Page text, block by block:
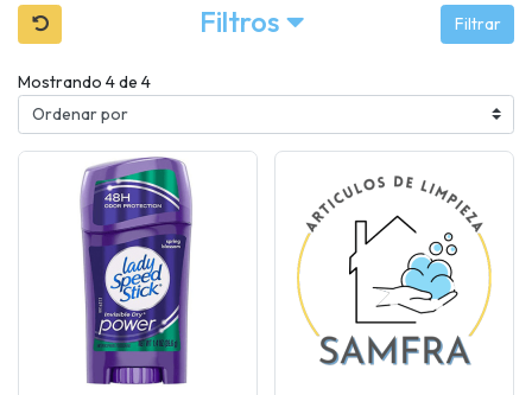
Filtros Filtrar
Mostrando 4 de 4